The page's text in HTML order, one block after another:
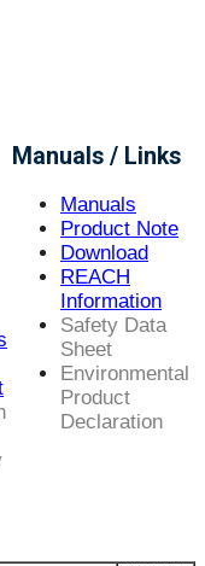
Manuals / Links
Manuals
Product Note
Download
REACH
Information
Safety Data
Sheet
Environmental
Product
Declaration